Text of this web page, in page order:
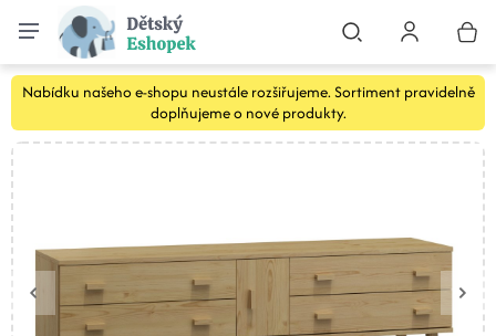
Nabídku našeho e-shopu neustále rozšiřujeme. Sortiment pravidelně
doplňujeme o nové produkty.